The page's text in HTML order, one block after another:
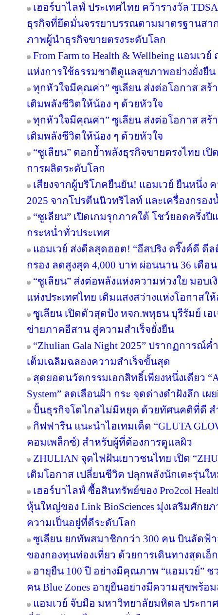
เฮอร์บาไลฟ์ ประเทศไทย คว้ารางวัล
ธุรกิจที่ยึดมั่นจรรยาบรรณตามมาตรฐานสา
ภาพผู้นำธุรกิจขายตรงระดับโลก
From Farm to Health & Wellbeing แอมเ
แห่งการใช้ธรรมชาติดูแลสุขภาพอย่างยั่งยืน
ทุกหัวใจมีคุณค่า” ซูเลียน ส่งต่อโอกาส สร้
เติมพลังชีวิตให้น้อง ๆ ด้วยหัวใจ
ทุกหัวใจมีคุณค่า” ซูเลียน ส่งต่อโอกาส สร้
เติมพลังชีวิตให้น้อง ๆ ด้วยหัวใจ
“ซูเลียน” ตอกย้ำพลังธุรกิจขายตรงไทย เ
การผลิตระดับโลก
เสียงจากผู้บริโภคยืนยัน! แอมเวย์ ยืนหนึ่ง ค
2025 จากโปรตีนนิวทริไลท์ และเครื่องกรอง
“ซูเลียน” เปิดเกมรุกภาคใต้ โชว์ยอดครึ่ง
กระหน่ำทั่วประเทศ
แอมเวย์ ส่งดีลสุดฮอต! “อีสปริง ดริ๊งค์ดี ดี
กรอง ลดสูงสุด 4,000 บาท ผ่อนนาน 36 เดือน
“ซูเลียน” ส่งต่อพลังแห่งความห่วงใย มอ
แห่งประเทศไทย เติมแสงสว่างแห่งโอกาสใ
ซูเลียน เปิดตัวสุดปัง หจก.พหุธน บุรีรัมย์ เอ
ข่ายภาคอีสาน สู่ความสำเร็จยั่งยืน
“Zhulian Gala Night 2025” ปรากฏการณ์
เต็มเฉลิมฉลองความสำเร็จขั้นสุด
สุดยอดนวัตกรรมเอกสิทธิ์เพียงหนึ่งเดียว
System” ลดเลือนฝ้า กระ จุดด่างดำฝังลึก เ
ปั้นธุรกิจโตไกลไม่มีหยุด ด้วยทัศนคติที่ดี ส
กิฟฟารีน แนะนำไอเทมเด็ด “GLUTA
คอมเพล็กซ์) สำหรับผู้ที่ต้องการดูแลผิว
ZHULIAN จุดไฟฝันเยาวชนไทย เปิด
เติมโอกาส เปลี่ยนชีวิต ปลุกพลังนักเตะรุ่น
เฮอร์บาไลฟ์ ซื้อสินทรัพย์ของ Pro2col
หุ้นใหญ่ของ Link BioSciences มุ่งเสริมศัก
ความเป็นอยู่ที่ดีระดับโลก
ซูเลียน ยกทัพสมาชิกกว่า 300 คน บินลัดฟ้
ของกองทุนท่องเที่ยว ด้วยการเดินทางสุดเ
อายุยืน 100 ปี อย่างมีคุณภาพ “แอมเวย์” ช
คน Blue Zones อายุยืนอย่างมีความสุขพร้อ
แอมเวย์ จับมือ มหาวิทยาลัยมหิดล ประกา